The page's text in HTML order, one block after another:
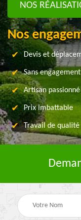
NOS
Nos
Devis et
Sans engagement
Artisan passionné
Prix imbattable
Travail de qualité